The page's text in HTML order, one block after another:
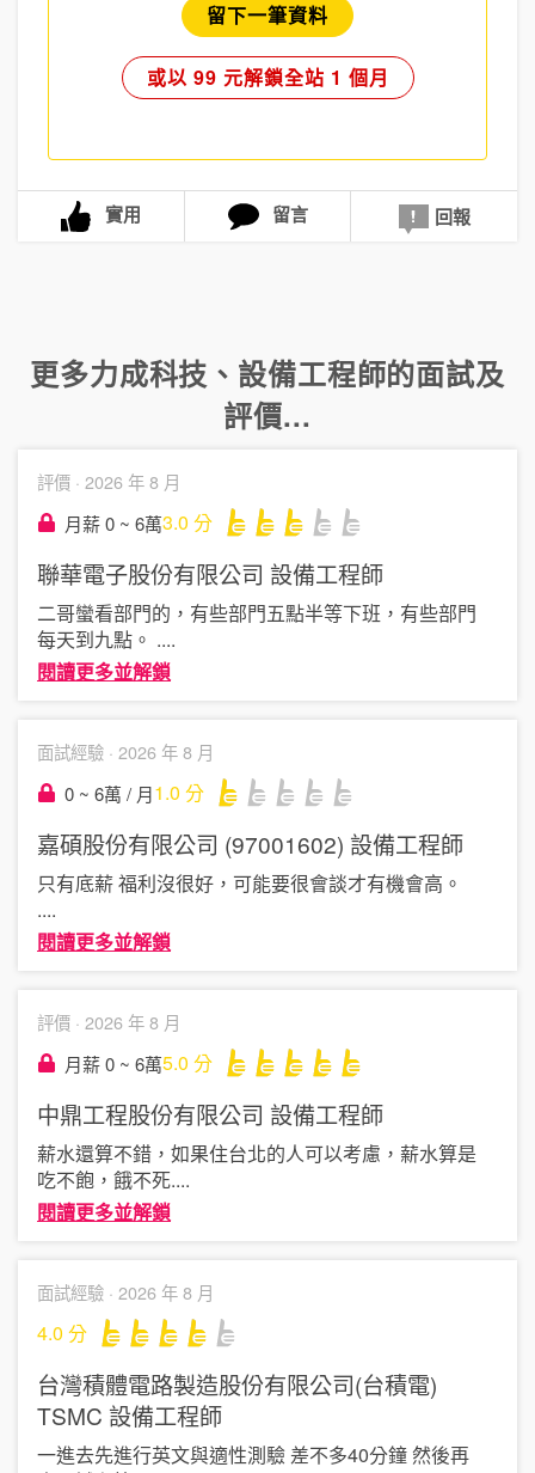
留下一筆資料
或以 99 元解鎖全站 1 個月
實用 留言 回報
更多力成科技 、 設備工程師的面試及
評價...
評價 · 2026 年 8 月
月薪 0 ~ 6萬3.0 分
聯華電子股份有限公司 設備工程師
二哥蠻看部門的，有些部門五點半等下班，有些部門
每天到九點。 ....
閱讀更多並解鎖
面試經驗 · 2026 年 8 月
0 ~ 6萬 / 月1.0 分
嘉碩股份有限公司 (97001602) 設備工程師
只有底薪 福利沒很好，可能要很會談才有機會高。
....
閱讀更多並解鎖
評價 · 2026 年 8 月
月薪 0 ~ 6萬5.0 分
中鼎工程股份有限公司 設備工程師
薪水還算不錯，如果住台北的人可以考慮，薪水算是
吃不飽，餓不死....
閱讀更多並解鎖
面試經驗 · 2026 年 8 月
4.0 分
台灣積體電路製造股份有限公司(台積電)
TSMC 設備工程師
一進去先進行英文與適性測驗 差不多40分鐘 然後再